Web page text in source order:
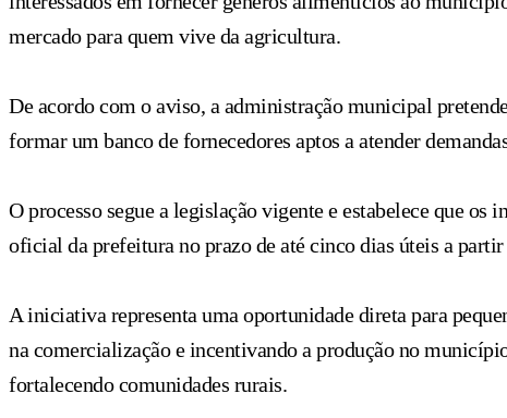
mercado para quem vive da agricultura.
De acordo com o aviso, a administração municipal
formar um banco de fornecedores aptos a atender
O processo segue a legislação vigente e estabelece que
oficial da prefeitura no prazo de até cinco dias úteis a
A iniciativa representa uma oportunidade direta para
na comercialização e incentivando a produção no
fortalecendo comunidades rurais.